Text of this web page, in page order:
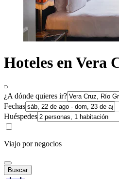
Hoteles en Vera
¿A dónde quieres ir?
Fechas
Huéspedes
Viajo por negocios
Buscar